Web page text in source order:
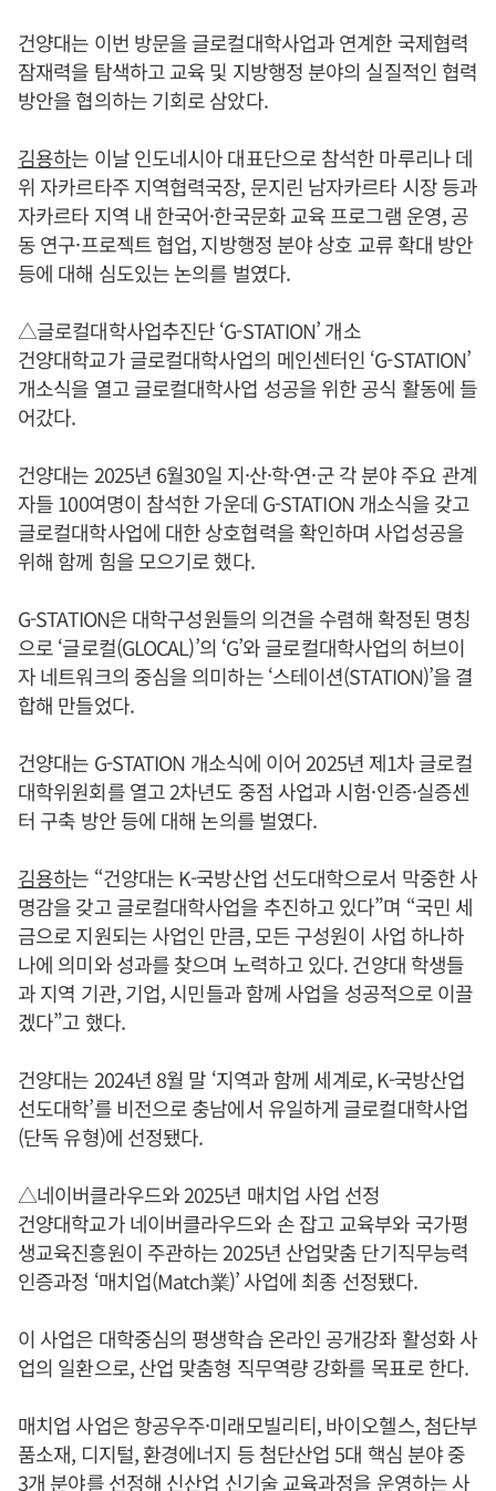
건양대는 이번 방문을 글로컬대학사업과 연계한 국제협력
잠재력을 탐색하고 교육 및 지방행정 분야의 실질적인 협력
방안을 협의하는 기회로 삼았다.
김용하는 이날 인도네시아 대표단으로 참석한 마루리나 데
위 자카르타주 지역협력국장, 문지린 남자카르타 시장 등과
자카르타 지역 내 한국어·한국문화 교육 프로그램 운영, 공
동 연구·프로젝트 협업, 지방행정 분야 상호 교류 확대 방안
등에 대해 심도있는 논의를 벌였다.
△글로컬대학사업추진단 ‘G-STATION’ 개소
건양대학교가 글로컬대학사업의 메인센터인 ‘G-STATION’
개소식을 열고 글로컬대학사업 성공을 위한 공식 활동에 들
어갔다.
건양대는 2025년 6월30일 지·산·학·연·군 각 분야 주요 관계
자들 100여명이 참석한 가운데 G-STATION 개소식을 갖고
글로컬대학사업에 대한 상호협력을 확인하며 사업성공을
위해 함께 힘을 모으기로 했다.
G-STATION은 대학구성원들의 의견을 수렴해 확정된 명칭
으로 ‘글로컬(GLOCAL)’의 ‘G’와 글로컬대학사업의 허브이
자 네트워크의 중심을 의미하는 ‘스테이션(STATION)’을 결
합해 만들었다.
건양대는 G-STATION 개소식에 이어 2025년 제1차 글로컬
대학위원회를 열고 2차년도 중점 사업과 시험·인증·실증센
터 구축 방안 등에 대해 논의를 벌였다.
김용하는 “건양대는 K-국방산업 선도대학으로서 막중한 사
명감을 갖고 글로컬대학사업을 추진하고 있다”며 “국민 세
금으로 지원되는 사업인 만큼, 모든 구성원이 사업 하나하
나에 의미와 성과를 찾으며 노력하고 있다. 건양대 학생들
과 지역 기관, 기업, 시민들과 함께 사업을 성공적으로 이끌
겠다”고 했다.
건양대는 2024년 8월 말 ‘지역과 함께 세계로, K-국방산업
선도대학’를 비전으로 충남에서 유일하게 글로컬대학사업
(단독 유형)에 선정됐다.
△네이버클라우드와 2025년 매치업 사업 선정
건양대학교가 네이버클라우드와 손 잡고 교육부와 국가평
생교육진흥원이 주관하는 2025년 산업맞춤 단기직무능력
인증과정 ‘매치업(Match業)’ 사업에 최종 선정됐다.
이 사업은 대학중심의 평생학습 온라인 공개강좌 활성화 사
업의 일환으로, 산업 맞춤형 직무역량 강화를 목표로 한다.
매치업 사업은 항공우주·미래모빌리티, 바이오헬스, 첨단부
품소재, 디지털, 환경에너지 등 첨단산업 5대 핵심 분야 중
3개 분야를 선정해 신산업 신기술 교육과정을 운영하는 사